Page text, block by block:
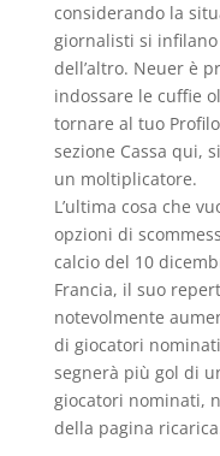
considerando la
giornalisti si infilano
dell’altro. Neuer è
indossare le cuffie
tornare al tuo
sezione Cassa qui,
un moltiplicatore.
L’ultima cosa che
opzioni di
calcio del 10
Francia, il suo
notevolmente
di giocatori
segnerà più gol di
giocatori nominati,
della pagina